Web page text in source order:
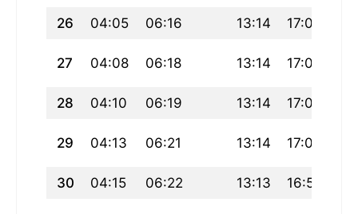
26 04:05 06:16 13:14 17:04
27 04:08 06:18 13:14 17:02
28 04:10 06:19 13:14 17:01
29 04:13 06:21 13:14 17:00
30 04:15 06:22 13:13 16:58